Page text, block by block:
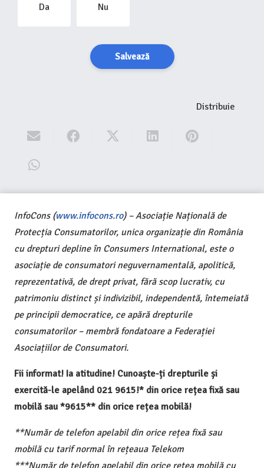
Da Nu
Salvează
Distribuie
InfoCons (www.infocons.ro) – Asociație Națională de
Protecția Consumatorilor, unica organizație din România
cu drepturi depline în Consumers International, este o
asociație de consumatori neguvernamentală, apolitică,
reprezentativă, de drept privat, fără scop lucrativ, cu
patrimoniu distinct și indivizibil, independentă, întemeiată
pe principii democratice, ce apără drepturile
consumatorilor – membră fondatoare a Federației
Asociațiilor de Consumatori.
Fii informat! Ia atitudine! Cunoaște-ți drepturile și
exercită-le apelând 021 9615!* din orice rețea fixă sau
mobilă sau *9615** din orice rețea mobilă!
**Număr de telefon apelabil din orice rețea fixă sau
mobilă cu tarif normal în rețeaua Telekom